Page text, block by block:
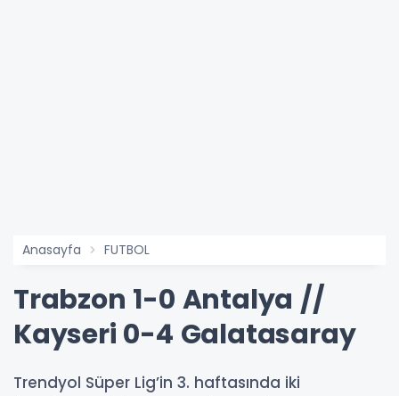
Anasayfa FUTBOL
Trabzon 1-0 Antalya //
Kayseri 0-4 Galatasaray
Trendyol Süper Lig’in 3. haftasında iki